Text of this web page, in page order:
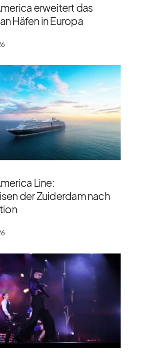
erweitert das
Häfen in Europa
Line:
der Zuiderdam nach